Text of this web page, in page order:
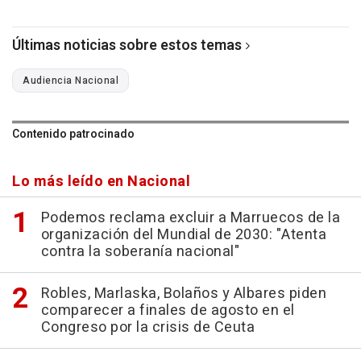
Últimas noticias sobre estos temas
Audiencia Nacional
Contenido patrocinado
Lo más leído en Nacional
Podemos reclama excluir a Marruecos de la
organización del Mundial de 2030: "Atenta
contra la soberanía nacional"
Robles, Marlaska, Bolaños y Albares piden
comparecer a finales de agosto en el
Congreso por la crisis de Ceuta